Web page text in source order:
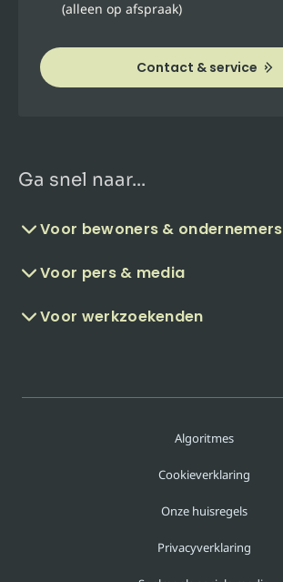
(alleen op afspraak)
Contact & service
Ga snel naar...
Voor bewoners & ondernemers
Voor pers & media
Voor werkzoekenden
Algoritmes
Cookieverklaring
Onze huisregels
Privacyverklaring